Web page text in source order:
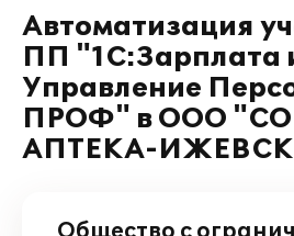
Автоматизация
ПП "1С:Зарплата
Управление
ПРОФ" в ООО
АПТЕКА-